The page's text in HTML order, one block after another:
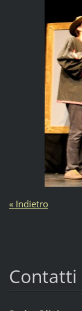
« Indietro
Contatti